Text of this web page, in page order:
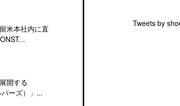
米本社内に直
開する
バーズ）」...
Tweets by